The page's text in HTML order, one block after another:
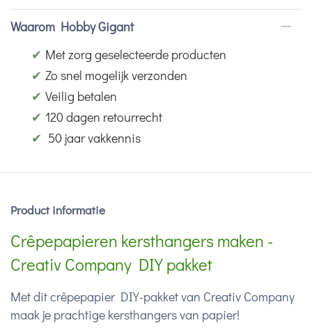
Waarom Hobby Gigant
✔ Met zorg geselecteerde producten
✔ Zo snel mogelijk verzonden
✔ Veilig betalen
✔ 120 dagen retourrecht
✔ 50 jaar vakkennis
Product informatie
Crêpepapieren kersthangers maken -
Creativ Company DIY pakket
Met dit crêpepapier DIY-pakket van Creativ Company
maak je prachtige kersthangers van papier!